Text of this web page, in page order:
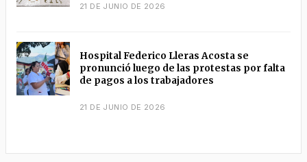
21 DE JUNIO DE 2026
Hospital Federico Lleras Acosta se
pronunció luego de las protestas por falta
de pagos a los trabajadores
21 DE JUNIO DE 2026